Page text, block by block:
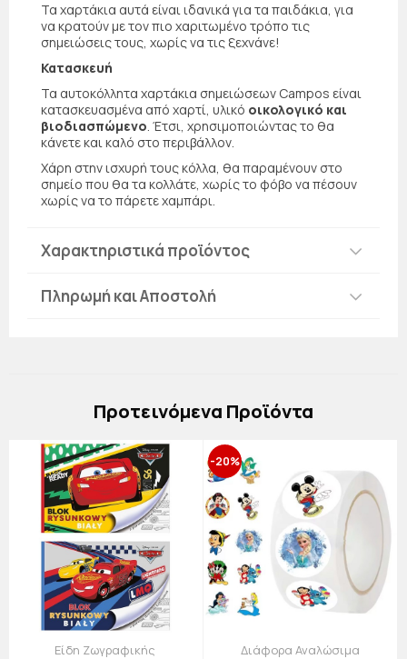
Τα χαρτάκια αυτά είναι ιδανικά για τα παιδάκια, για
να κρατούν με τον πιο χαριτωμένο τρόπο τις
σημειώσεις τους, χωρίς να τις ξεχνάνε!
Κατασκευή
Τα αυτοκόλλητα χαρτάκια σημειώσεων Campos είναι
κατασκευασμένα από χαρτί, υλικό οικολογικό και
βιοδιασπώμενο. Έτσι, χρησιμοποιώντας το θα
κάνετε και καλό στο περιβάλλον.
Χάρη στην ισχυρή τους κόλλα, θα παραμένουν στο
σημείο που θα τα κολλάτε, χωρίς το φόβο να πέσουν
χωρίς να το πάρετε χαμπάρι.
Χαρακτηριστικά προϊόντος
Πληρωμή και Αποστολή
Πρoτεινόμενα Προϊόντα
Είδη Ζωγραφικής
-20%
Διάφορα Αναλώσιμα